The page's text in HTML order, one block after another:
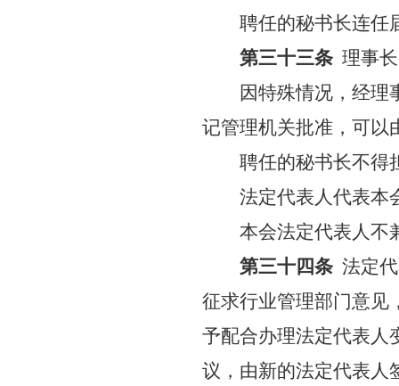
聘任的秘书长连任
第三十三条 理事
因特殊情况，经理
记管理机关批准，可以
聘任的秘书长不得
法定代表人代表本
本会法定代表人不
第三十四条 法定
征求行业管理部门意见
予配合办理法定代表人
议，由新的法定代表人